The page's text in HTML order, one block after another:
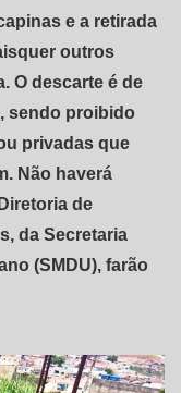
e a retirada
outros
O descarte é de
sendo proibido
privadas que
Não haverá
de
da Secretaria
(SMDU), farão